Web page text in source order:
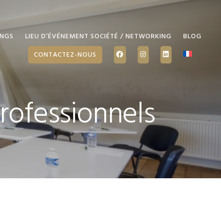
LIEU D’ÉVÉNEMENT SOCIÉTÉ / NETWORKING
BLOG
CONTACTEZ-NOUS